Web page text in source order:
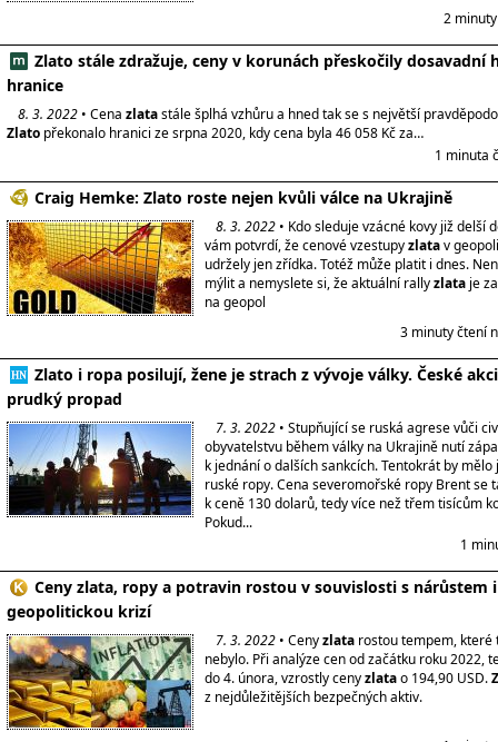
2
Zlato stále zdražuje, ceny v korunách přeskočily dosavadní
hranice
8. 3. 2022 • Cena zlatastále šplhá vzhůru a hned tak se s největší
Zlato překonalo hranici ze srpna 2020, kdy cena byla 46 058 Kč za…
1 minuta
Craig Hemke: Zlato roste nejen kvůli válce na Ukrajině
8. 3. 2022 • Kdo sleduje vzácné kovy již delší
vám potvrdí, že cenové vzestupyzlatav
udržely jen zřídka. Totéž může platit i dnes.
mýlit a nemyslete si, že aktuální rallyzlata je
na geopol
3 minuty čtení
Zlato i ropa posilují, žene je strach z vývoje války. České
prudký propad
7. 3. 2022 • Stupňující se ruská agrese vůči
obyvatelstvu během války na Ukrajině nutí
k jednání o dalších sankcích. Tentokrát by mělo
ruské ropy. Cena severomořské ropy Brent se
k ceně 130 dolarů, tedy více než třem tisícům
Pokud...
1
Ceny zlata, ropy a potravin rostou v souvislosti s nárůstem
geopolitickou krizí
7. 3. 2022 • Cenyzlata rostou tempem, které
nebylo. Při analýze cen od začátku roku 2022,
do 4. února, vzrostly cenyzlatao 194,90 USD.
z nejdůležitějších bezpečných aktiv.